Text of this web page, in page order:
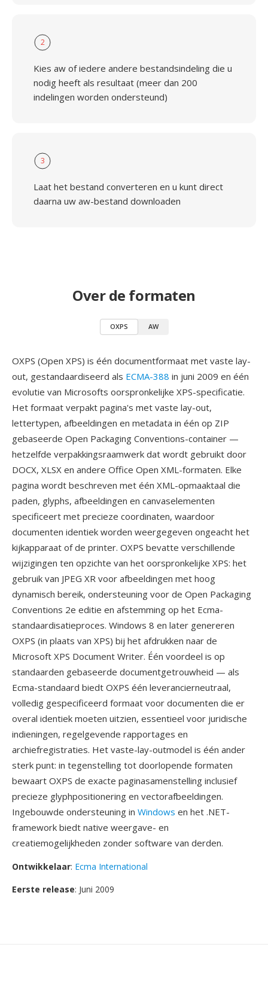
2
Kies aw of iedere andere bestandsindeling die u
nodig heeft als resultaat (meer dan 200
indelingen worden ondersteund)
3
Laat het bestand converteren en u kunt direct
daarna uw aw-bestand downloaden
Over de formaten
OXPS AW
OXPS (Open XPS) is één documentformaat met vaste lay-
out, gestandaardiseerd als ECMA-388 in juni 2009 en één
evolutie van Microsofts oorspronkelijke XPS-specificatie.
Het formaat verpakt pagina's met vaste lay-out,
lettertypen, afbeeldingen en metadata in één op ZIP
gebaseerde Open Packaging Conventions-container —
hetzelfde verpakkingsraamwerk dat wordt gebruikt door
DOCX, XLSX en andere Office Open XML-formaten. Elke
pagina wordt beschreven met één XML-opmaaktaal die
paden, glyphs, afbeeldingen en canvaselementen
specificeert met precieze coordinaten, waardoor
documenten identiek worden weergegeven ongeacht het
kijkapparaat of de printer. OXPS bevatte verschillende
wijzigingen ten opzichte van het oorspronkelijke XPS: het
gebruik van JPEG XR voor afbeeldingen met hoog
dynamisch bereik, ondersteuning voor de Open Packaging
Conventions 2e editie en afstemming op het Ecma-
standaardisatieproces. Windows 8 en later genereren
OXPS (in plaats van XPS) bij het afdrukken naar de
Microsoft XPS Document Writer. Één voordeel is op
standaarden gebaseerde documentgetrouwheid — als
Ecma-standaard biedt OXPS één leverancierneutraal,
volledig gespecificeerd formaat voor documenten die er
overal identiek moeten uitzien, essentieel voor juridische
indieningen, regelgevende rapportages en
archiefregistraties. Het vaste-lay-outmodel is één ander
sterk punt: in tegenstelling tot doorlopende formaten
bewaart OXPS de exacte paginasamenstelling inclusief
precieze glyphpositionering en vectorafbeeldingen.
Ingebouwde ondersteuning in Windows en het .NET-
framework biedt native weergave- en
creatiemogelijkheden zonder software van derden.
Ontwikkelaar: Ecma International
Eerste release: Juni 2009